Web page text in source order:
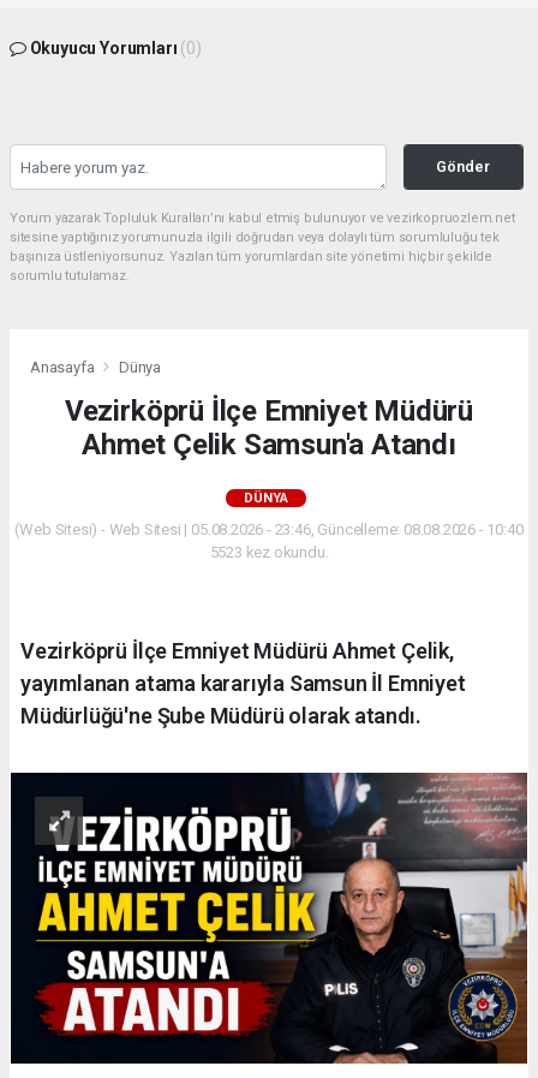
Okuyucu Yorumları (0)
Gönder
Yorum yazarak Topluluk Kuralları’nı kabul etmiş bulunuyor ve vezirkopruozlem.net
sitesine yaptığınız yorumunuzla ilgili doğrudan veya dolaylı tüm sorumluluğu tek
başınıza üstleniyorsunuz. Yazılan tüm yorumlardan site yönetimi hiçbir şekilde
sorumlu tutulamaz.
Anasayfa Dünya
Vezirköprü İlçe Emniyet Müdürü
Ahmet Çelik Samsun'a Atandı
DÜNYA
(Web Sitesi) - Web Sitesi | 05.08.2026 - 23:46, Güncelleme: 08.08.2026 - 10:40
5523 kez okundu.
Vezirköprü İlçe Emniyet Müdürü Ahmet Çelik,
yayımlanan atama kararıyla Samsun İl Emniyet
Müdürlüğü'ne Şube Müdürü olarak atandı.